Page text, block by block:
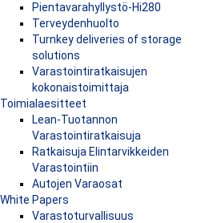
Pientavarahyllystö-Hi280
Terveydenhuolto
Turnkey deliveries of storage
solutions
Varastointiratkaisujen
kokonaistoimittaja
Toimialaesitteet
Lean-Tuotannon
Varastointiratkaisuja
Ratkaisuja Elintarvikkeiden
Varastointiin
Autojen Varaosat
White Papers
Varastoturvallisuus